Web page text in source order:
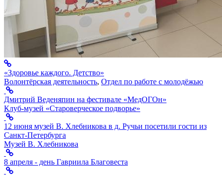
«Здоровье каждого. Детство»
Волонтёрская деятельность, Отдел по работе с молодёжью
Дмитрий Веденяпин на фестивале «МедОГОн»
Клуб-музей «Староверческое подворье»
12 июня музей В. Хлебникова в д. Ручьи посетили гости из
Санкт-Петербурга
Музей В. Хлебникова
8 апреля - день Гавриила Благовеста